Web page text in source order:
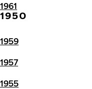
1961
1950
1959
1957
1955